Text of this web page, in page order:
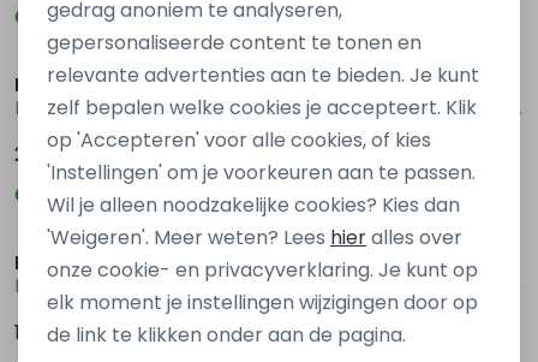
Ravagio
Baxter W20213 Oranje licht zalm
27,99
Ravagio
Baxter W20213 Rood bordo
27,99
Ravagio
Biel W20272 Ecru zand
19,99
Ravagio
19,99
gedrag anoniem te analyseren,
gepersonaliseerde content te tonen en
relevante advertenties aan te bieden. Je kunt
zelf bepalen welke cookies je accepteert. Klik
op 'Accepteren' voor alle cookies, of kies
'Instellingen' om je voorkeuren aan te passen.
Wil je alleen noodzakelijke cookies? Kies dan
'Weigeren'. Meer weten? Lees hieralles over
onze cookie- en privacyverklaring. Je kunt op
elk moment je instellingen wijzigingen door op
de link te klikken onder aan de pagina.